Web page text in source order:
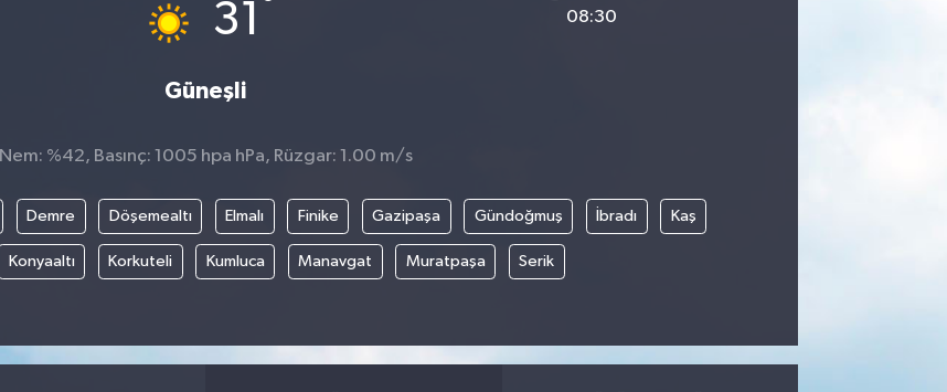
31
Güneşli
08:30
Nem: %42, Basınç: 1005 hpa hPa, Rüzgar: 1.00 m/s
Demre Döşemealtı Elmalı Finike Gazipaşa Gündoğmuş İbradı Kaş
Konyaaltı Korkuteli Kumluca Manavgat Muratpaşa Serik